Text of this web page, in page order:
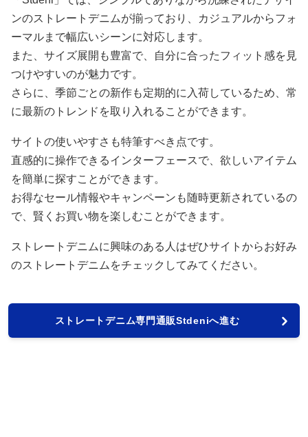
ンのストレートデニムが揃っており、カジュアルからフォ
ーマルまで幅広いシーンに対応します。
また、サイズ展開も豊富で、自分に合ったフィット感を見
つけやすいのが魅力です。
さらに、季節ごとの新作も定期的に入荷しているため、常
に最新のトレンドを取り入れることができます。
サイトの使いやすさも特筆すべき点です。
直感的に操作できるインターフェースで、欲しいアイテム
を簡単に探すことができます。
お得なセール情報やキャンペーンも随時更新されているの
で、賢くお買い物を楽しむことができます。
ストレートデニムに興味のある人はぜひサイトからお好み
のストレートデニムをチェックしてみてください。
ストレートデニム専門通販Stdeniへ進む